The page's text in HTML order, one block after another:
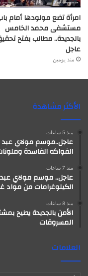
امرأة تضع مولودها أمام
مستشفى محمد الخامس
بالجديدة.. مطالب بفتح
عاجل
منذ يومين
الأكثر مشاهدة
منذ 5 ساعات
الفواكه الفاسدة
منذ 7 ساعات
عاجل.. موسم مولاي عبد
الكيلوغرامات من مواد
منذ 8 ساعات
الأمن بالجديدة يطيح
المسروقات
العلامات